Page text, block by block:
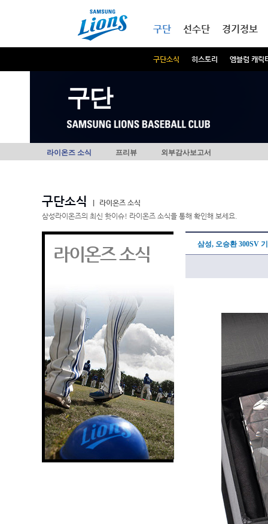
구단
구단소식 히스토리 엠블럼 캐릭
선수단 경기정보
구단
라이온즈 소식 프리뷰 외부감사보고서
구단소식
라이온즈 소식
삼성라이온즈의 최신 핫이슈! 라이온즈 소식을 통해 확인해 보세요.
라이온즈 소식 삼성, 오승환 300SV